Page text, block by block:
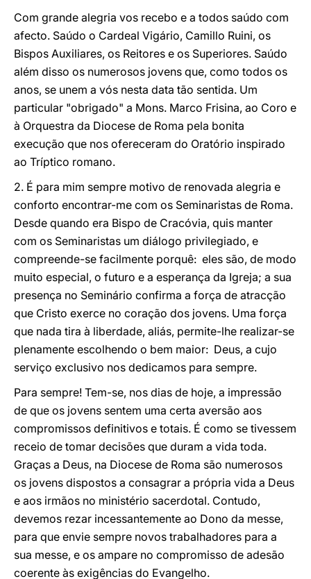
Com grande alegria vos recebo e a todos saúdo com
afecto. Saúdo o Cardeal Vigário, Camillo Ruini, os
Bispos Auxiliares, os Reitores e os Superiores. Saúdo
além disso os numerosos jovens que, como todos os
anos, se unem a vós nesta data tão sentida. Um
particular "obrigado" a Mons. Marco Frisina, ao Coro e
à Orquestra da Diocese de Roma pela bonita
execução que nos ofereceram do Oratório inspirado
ao Tríptico romano.
2. É para mim sempre motivo de renovada alegria e
conforto encontrar-me com os Seminaristas de Roma.
Desde quando era Bispo de Cracóvia, quis manter
com os Seminaristas um diálogo privilegiado, e
compreende-se facilmente porquê: eles são, de modo
muito especial, o futuro e a esperança da Igreja; a sua
presença no Seminário confirma a força de atracção
que Cristo exerce no coração dos jovens. Uma força
que nada tira à liberdade, aliás, permite-lhe realizar-se
plenamente escolhendo o bem maior: Deus, a cujo
serviço exclusivo nos dedicamos para sempre.
Para sempre! Tem-se, nos dias de hoje, a impressão
de que os jovens sentem uma certa aversão aos
compromissos definitivos e totais. É como se tivessem
receio de tomar decisões que duram a vida toda.
Graças a Deus, na Diocese de Roma são numerosos
os jovens dispostos a consagrar a própria vida a Deus
e aos irmãos no ministério sacerdotal. Contudo,
devemos rezar incessantemente ao Dono da messe,
para que envie sempre novos trabalhadores para a
sua messe, e os ampare no compromisso de adesão
coerente às exigências do Evangelho.